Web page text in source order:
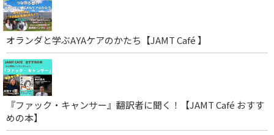
オランダと学ぶAYAケアのかたち【JAMT Café 】
『ファック・キャンサー』翻訳者に聞く！【JAMT Café おすす
めの本】